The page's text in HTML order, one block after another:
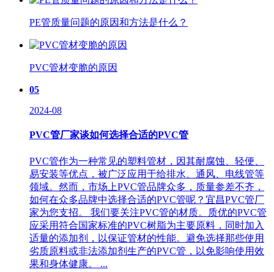
PE管质量问题的原因和方法是什么？
PVC管材变脆的原因
05
2024-08
PVC管厂家谈如何选择合适的PVC管
PVC管作为一种常见的塑料管材，因其耐腐蚀、轻便、
易安装等优点，被广泛应用于给排水、通风、电线管等
领域。然而，市场上PVC管品牌众多，质量参差不齐，
如何在众多品牌中选择合适的PVC管呢？宜昌PVC管厂
家为您支招。 我们要关注PVC管的材质。质优的PVC管
应采用符合国家标准的PVC树脂为主要原料，同时加入
适量的添加剂，以保证管材的性能。避免选择那些使用
劣质原料或非法添加剂生产的PVC管，以免影响使用效
果和身体健康。 ...